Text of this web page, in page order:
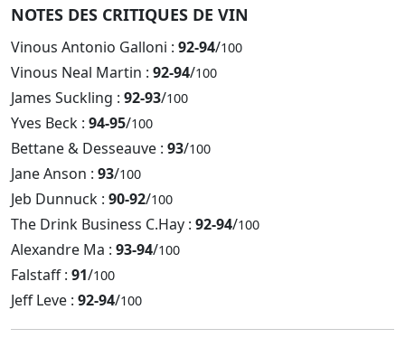
NOTES DES CRITIQUES DE VIN
Vinous Antonio Galloni : 92-94/100
Vinous Neal Martin : 92-94/100
James Suckling : 92-93/100
Yves Beck : 94-95/100
Bettane & Desseauve : 93/100
Jane Anson : 93/100
Jeb Dunnuck : 90-92/100
The Drink Business C.Hay : 92-94/100
Alexandre Ma : 93-94/100
Falstaff : 91/100
Jeff Leve : 92-94/100